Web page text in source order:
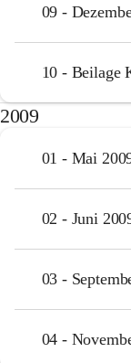
09 -
10 - Beilage
2009
01 - Mai
02 - Juni
03 -
04 -